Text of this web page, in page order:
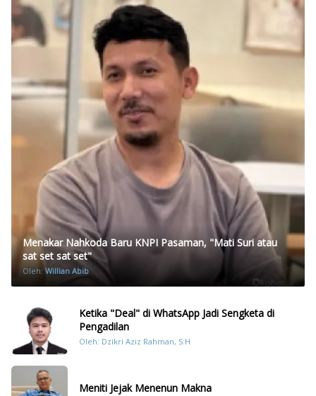
Menakar Nahkoda Baru KNPI Pasaman, "Mati Suri atau
sat set sat set"
Oleh:Willian Abib
Ketika "Deal" di WhatsApp Jadi Sengketa di
Pengadilan
Oleh: Dzikri Aziz Rahman, S.H
Meniti Jejak Menenun Makna